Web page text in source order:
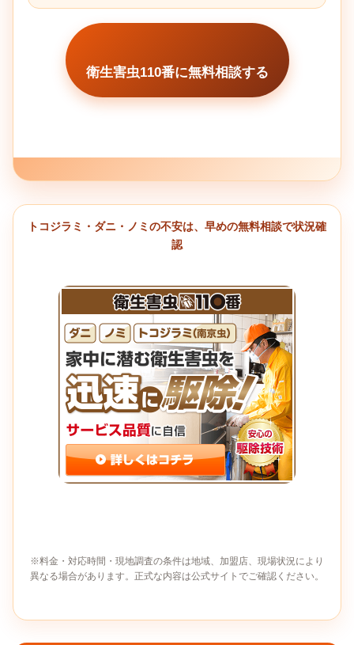
衛生害虫110番に無料相談する
トコジラミ・ダニ・ノミの不安は、早めの無料相談で状況確
認
※料金・対応時間・現地調査の条件は地域、加盟店、現場状況により
異なる場合があります。正式な内容は公式サイトでご確認ください。